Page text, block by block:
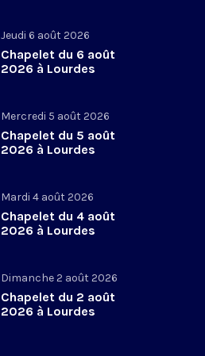
Jeudi 6 août 2026
Chapelet du 6 août
2026 à Lourdes
Mercredi 5 août 2026
Chapelet du 5 août
2026 à Lourdes
Mardi 4 août 2026
Chapelet du 4 août
2026 à Lourdes
Dimanche 2 août 2026
Chapelet du 2 août
2026 à Lourdes